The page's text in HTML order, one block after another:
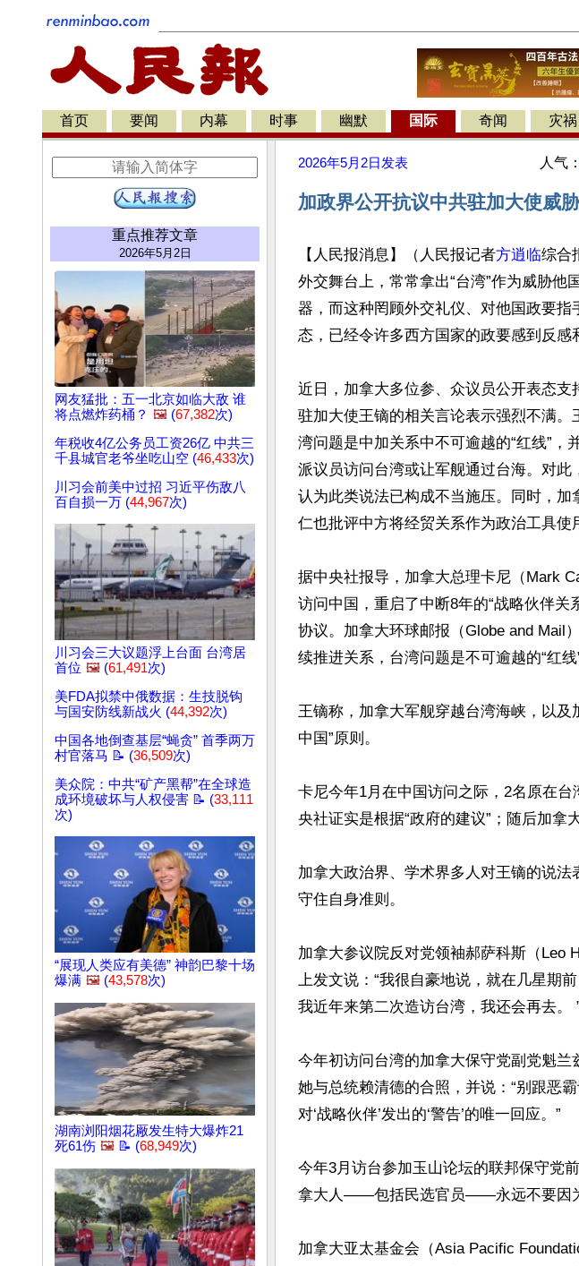
首页 要闻 内幕 时事 幽默 国际 奇闻 灾祸
重点推荐文章
2026年5月2日
网友猛批：五一北京如临大敌 谁
将点燃炸药桶？ 🖼️ (67,382次)
年税收4亿公务员工资26亿 中共三
千县城官老爷坐吃山空 (46,433次)
川习会前美中过招 习近平伤敌八
百自损一万 (44,967次)
川习会三大议题浮上台面 台湾居
首位 🖼️ (61,491次)
美FDA拟禁中俄数据：生技脱钩
与国安防线新战火 (44,392次)
中国各地倒查基层“蝇贪” 首季两万
村官落马 📝 (36,509次)
美众院：中共“矿产黑帮”在全球造
成环境破坏与人权侵害 📝 (33,111
次)
“展现人类应有美德” 神韵巴黎十场
爆满 🖼️ (43,578次)
湖南浏阳烟花厰发生特大爆炸21
死61伤 🖼️ 📝 (68,949次)
2026年5月2日 发表 人气：
加政界公开抗议中共驻加大使威
【人民报消息】（人民报记者方逍临综合
外交舞台上，常常拿出“台湾”作为威胁他
器，而这种罔顾外交礼仪、对他国政要指
态，已经令许多西方国家的政要感到反感
近日，加拿大多位参、众议员公开表态支
驻加大使王镝的相关言论表示强烈不满。
湾问题是中加关系中不可逾越的“红线”，
派议员访问台湾或让军舰通过台海。对此
认为此类说法已构成不当施压。同时，加
仁也批评中方将经贸关系作为政治工具使
据中央社报导，加拿大总理卡尼（Mark
访问中国，重启了中断8年的“战略伙伴关
协议。加拿大环球邮报（Globe and Mail
续推进关系，台湾问题是不可逾越的“红
王镝称，加拿大军舰穿越台湾海峡，以
中国”原则。
卡尼今年1月在中国访问之际，2名原在
央社证实是根据“政府的建议”；随后加拿
加拿大政治界、学术界多人对王镝的说
守住自身准则。
加拿大参议院反对党领袖郝萨科斯（Leo
上发文说：“我很自豪地说，就在几星期
我近年来第二次造访台湾，我还会再去。
今年初访问台湾的加拿大保守党副党魁
她与总统赖清德的合照，并说：“别跟恶
对‘战略伙伴’发出的‘警告’的唯一回应。”
今年3月访台参加玉山论坛的联邦保守党
拿大人——包括民选官员——永远不要因
加拿大亚太基金会（Asia Pacific